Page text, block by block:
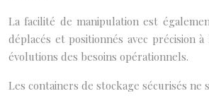
La facilité de manipulation est
déplacés et positionnés avec précision
évolutions des besoins opérationnels.
Les containers de stockage sécurisés